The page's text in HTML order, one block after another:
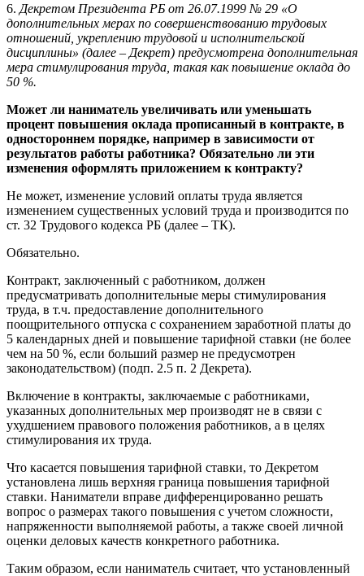
6. Декретом Президента РБ от 26.07.1999 № 29 «О
дополнительных мерах по совершенствованию трудовых
отношений, укреплению трудовой и исполнительской
дисциплины» (далее – Декрет) предусмотрена дополнительная
мера стимулирования труда, такая как повышение оклада до
50 %.
Может ли наниматель увеличивать или уменьшать
процент повышения оклада прописанный в контракте, в
одностороннем порядке, например в зависимости от
результатов работы работника? Обязательно ли эти
изменения оформлять приложением к контракту?
Не может, изменение условий оплаты труда является
изменением существенных условий труда и производится по
ст. 32 Трудового кодекса РБ (далее – ТК).
Обязательно.
Контракт, заключенный с работником, должен
предусматривать дополнительные меры стимулирования
труда, в т.ч. предоставление дополнительного
поощрительного отпуска с сохранением заработной платы до
5 календарных дней и повышение тарифной ставки (не более
чем на 50 %, если больший размер не предусмотрен
законодательством) (подп. 2.5 п. 2 Декрета).
Включение в контракты, заключаемые с работниками,
указанных дополнительных мер производят не в связи с
ухудшением правового положения работников, а в целях
стимулирования их труда.
Что касается повышения тарифной ставки, то Декретом
установлена лишь верхняя граница повышения тарифной
ставки. Наниматели вправе дифференцированно решать
вопрос о размерах такого повышения с учетом сложности,
напряженности выполняемой работы, а также своей личной
оценки деловых качеств конкретного работника.
Таким образом, если наниматель считает, что установленный